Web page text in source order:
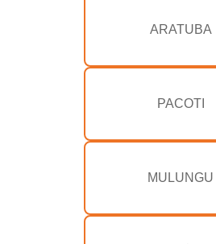
ARATUBA
PACOTI
MULUNGU